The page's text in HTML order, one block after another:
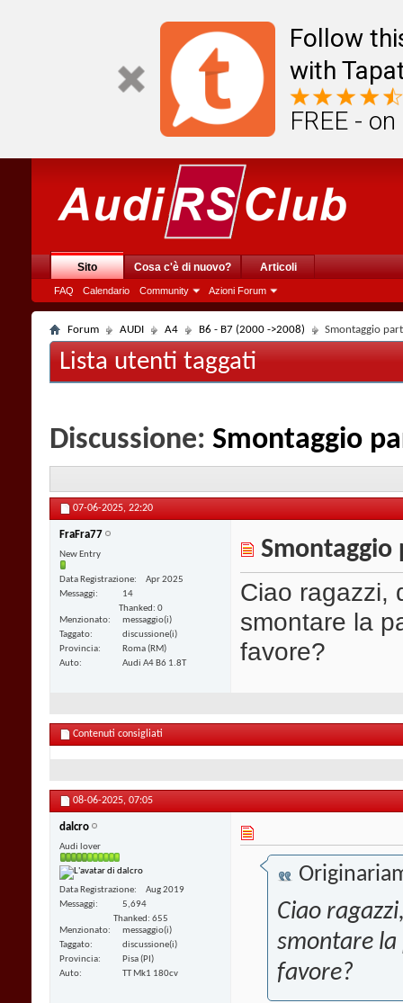
Follow
with
FREE -
Sito
FAQ Calendario Community Azioni Forum
Cosa c'è di nuovo? Articoli
Forum AUDI A4 B6 - B7 (2000 ->2008) Smontaggio
Lista utenti taggati
Discussione: Smontaggio
07-06-2025, 22:20
FraFra77
New Entry
Data Registrazione
Apr 2025
Messaggi
14
Thanked: 0
Menzionato
messaggio(i)
Taggato
discussione(i)
Provincia
Roma (RM)
Auto
Audi A4 B6 1.8T
Ciao ragazzi,
smontare la
favore?
Contenuti consigliati
08-06-2025, 07:05
dalcro
Audi lover
Data Registrazione
Aug 2019
Messaggi
5,694
Thanked: 655
Menzionato
messaggio(i)
Taggato
discussione(i)
Provincia
Pisa (PI)
Auto
TT Mk1 180cv
Ciao
smontare la
favore?